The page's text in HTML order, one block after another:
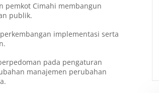
pemkot Cimahi membangun
publik.
implementasi serta
pada pengaturan
manajemen perubahan